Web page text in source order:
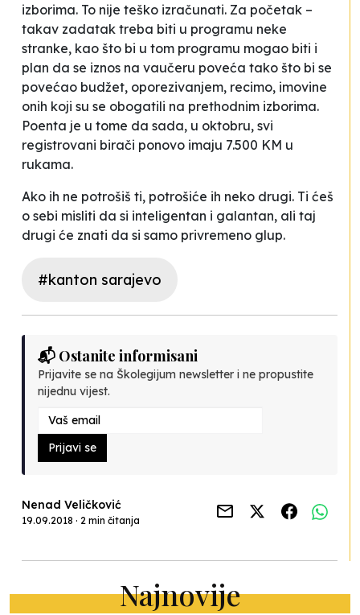
izborima. To nije teško izračunati. Za početak –
takav zadatak treba biti u programu neke
stranke, kao što bi u tom programu mogao biti i
plan da se iznos na vaučeru poveća tako što bi se
povećao budžet, oporezivanjem, recimo, imovine
onih koji su se obogatili na prethodnim izborima.
Poenta je u tome da sada, u oktobru, svi
registrovani birači ponovo imaju 7.500 KM u
rukama.
Ako ih ne potrošiš ti, potrošiće ih neko drugi. Ti ćeš
o sebi misliti da si inteligentan i galantan, ali taj
drugi će znati da si samo privremeno glup.
#kanton sarajevo
📬 Ostanite informisani
Prijavite se na Školegijum newsletter i ne propustite
nijednu vijest.
Prijavi se
Nenad Veličković
19.09.2018 · 2 min čitanja
Najnovije